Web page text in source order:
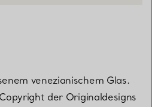
venezianischem Glas.
der Originaldesigns